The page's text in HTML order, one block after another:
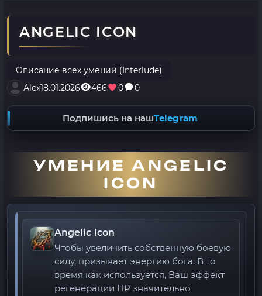
ANGELIC ICON
Описание всех умений (Interlude)
Alex18.01.2026 466 0 0
Подпишись на нашTelegram
УМЕНИЕ ANGELIC
ICON
Angelic Icon
Чтобы увеличить собственную боевую
силу, призывает энергию бога. В то
время как используется, Ваш эффект
регенерации HP значительно